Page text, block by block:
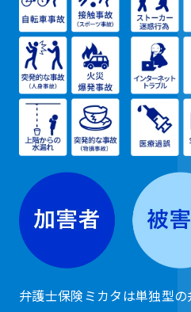
弁護士保険ミカタは単独型の